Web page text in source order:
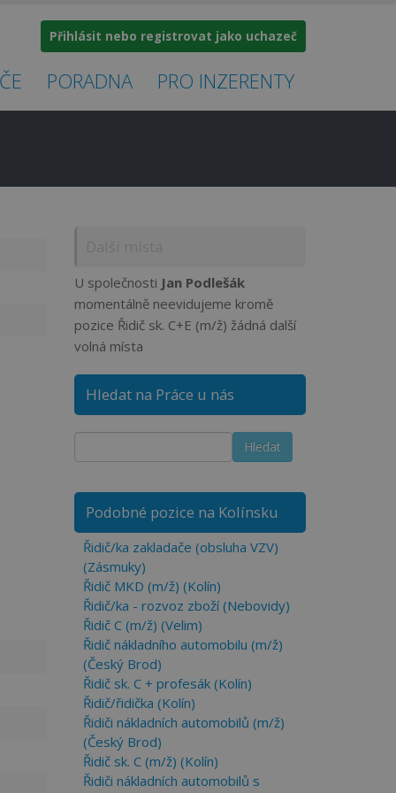
Přihlásit nebo registrovat jako uchazeč
PORADNA PRO INZERENTY
U společnosti Jan Podlešák
momentálně neevidujeme kromě
pozice Řidič sk. C+E (m/ž) žádná další
volná místa
Hledat na Práce u nás
Podobné pozice na Kolínsku
Řidič/ka zakladače (obsluha VZV)
(Zásmuky)
Řidič MKD (m/ž) (Kolín)
Řidič/ka - rozvoz zboží (Nebovidy)
Řidič C (m/ž) (Velim)
Řidič nákladního automobilu (m/ž)
(Český Brod)
Řidič sk. C + profesák (Kolín)
Řidič/řidička (Kolín)
Řidiči nákladních automobilů (m/ž)
(Český Brod)
Řidič sk. C (m/ž) (Kolín)
Řidiči nákladních automobilů s